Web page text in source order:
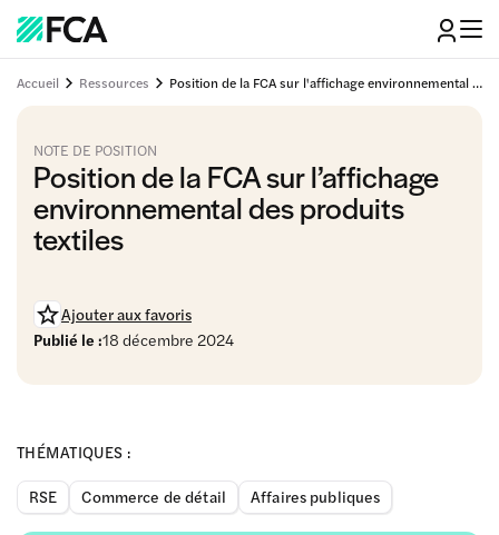
Accueil Ressources Position de la FCA sur l'affichage environnemental des produits textiles
NOTE DE POSITION
Position de la FCA sur l’affichage
environnemental des produits
textiles
Ajouter aux favoris
Publié le :18 décembre 2024
THÉMATIQUES :
RSE
Commerce de détail Affaires publiques